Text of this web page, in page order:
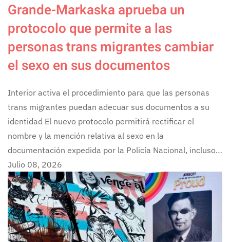
Grande-Markaska aprueba un
protocolo que permite a las
personas trans migrantes cambiar
el sexo en sus documentos
Interior activa el procedimiento para que las personas
trans migrantes puedan adecuar sus documentos a su
identidad El nuevo protocolo permitirá rectificar el
nombre y la mención relativa al sexo en la
documentación expedida por la Policía Nacional, incluso…
Julio 08, 2026